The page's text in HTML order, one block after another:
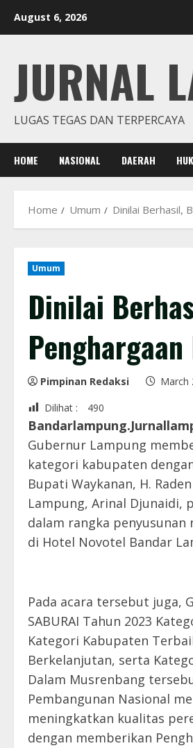
August 6, 2026
JURNAL
LUGAS TEGAS DAN TERPERCAYA
HOME NASIONAL DAERAH
Home Umum Dinilai Berhasil,
Umum
Dinilai
Pimpinan Redaksi
March
Dilihat :
490
Gubernur Lampung
kategori kabupaten
Bupati Waykanan, H.
Lampung, Arinal Djunaidi,
dalam rangka penyusunan
di Hotel Novotel Bandar
Pada acara tersebut juga,
SABURAI Tahun 2023
Kategori Kabupaten
Berkelanjutan, serta
Dalam Musrenbang
Pembangunan Nasional
meningkatkan kualitas
dengan memberikan